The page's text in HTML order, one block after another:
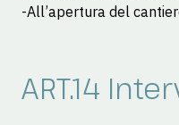
-All’apertura del
ART.14